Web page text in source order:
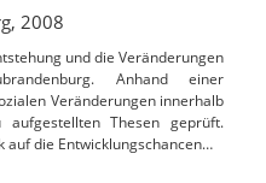
2008
und die Veränderungen
Anhand einer
Veränderungen innerhalb
Thesen geprüft.
auf die Entwicklungschancen…